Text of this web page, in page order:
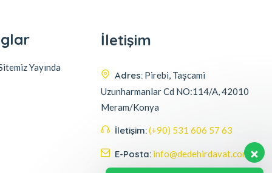
Yayında
İletişim
Adres: Pirebi, Taşcami
Uzunharmanlar Cd NO:114/A, 42010
Meram/Konya
İletişim:(+90) 531 606 57 63
E-Posta: info@dedehirdavat.com